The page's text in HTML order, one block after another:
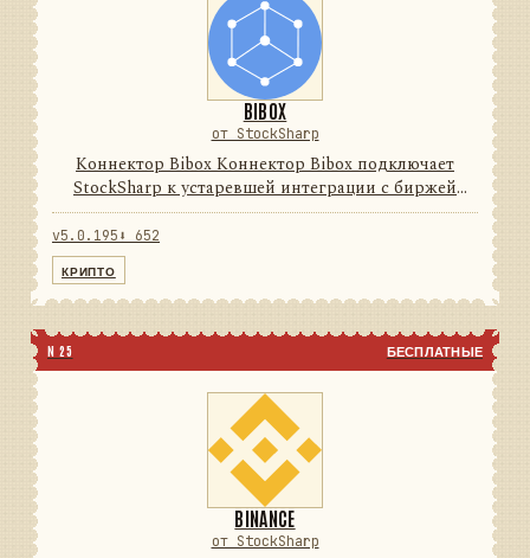
BIBOX
от StockSharp
Коннектор Bibox Коннектор Bibox подключает
StockSharp к устаревшей интеграции с биржей
цифровых активов. Он переводит данные и
операции провайдера в единую модель сообщений
v5.0.195 ⬇ 652
КРИПТО
N 25 БЕСПЛАТНЫЕ
BINANCE
от StockSharp